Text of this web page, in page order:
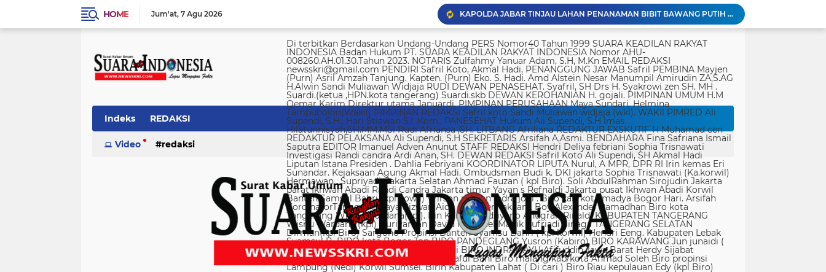
HOME Jum'at 7 Agu 2026
Peringatan Hari Veteran Nasional 2026 Kemenhan Renovasi Sekretariat LVRI dan Bedah Rumah Veteran di 19 Provinsi
Yusril sebut hukuman mati koruptor sudah diatur dalam Undang-Undang
Polri Pastikan Proses Pemeriksaan Personel di Aceh Dilaksanakan Secara Profesional dan Transparan
Panglima TNI Sambut Kepulangan Satgas Kizi TNI Kontingen Garuda XX-V MONUSCO
Di terbitkan Berdasarkan Undang-Undang PERS Nomor40 Tahun 1999 SUARA KEADILAN RAKYAT INDONESIA Badan Hukum PT. SUARA KEADILAN RAKYAT INDONESIA Nomor AHU-008260.AH.01.30.Tahun 2023. NOTARIS Zulfahmy Yanuar Adam, S.H, M.Kn EMAIL REDAKSI newsskri@gmail.com PENDIRI Safril Koto, Akmal Hadi, PENANGGUNG JAWAB Safril PEMBINA Mayjen (Purn) Asril Amzah Tanjung. Kapten. (Purn) Eko. S. Hadi. Amd Alstein Nesar Manumpil Amirudin ZA,S.AG H.Alwin Sandi Muliawan Widjaja RUDI DEWAN PENASEHAT. Syafril, SH Drs H. Syakrowi zen SH. MH . Suardi.(ketua ,HPN.kota tangerang) Suardi.skb DEWAN KEROHANIAN H. gojali. PIMPINAN UMUM H.M Qemar Karim Direktur utama Januardi. PIMPINAN PERUSAHAAN Maya Sundari. Helmina Tampubolon(Wakil) PIMPINAN REDAKSI Safril koto Sandi Muliawan widjaja (wkl). WAKIl PIMRED Ali Supendi, S.H., Hari Stiawan S.I .Kom., PANESEHAT Hukum Ali Supendi, S.H Imas Hilatunnisyah,SH.MM.MSi Rudi Afriansa ,SH. LITBANG Afriliana REDAKTUR EXSKUTIF H Muhamad cen REDAKTUR PELAKSANA Ali Supendi, S.H SEKRETARIS Arsifah A,Asmi. BENDAHARA Fina Safriana Ismail Saputra EDITOR Imanuel Adven Anunut STAFF REDAKSI Hendri Deliya febriani Sophia Trisnawati Investigasi Randi candra Ardi Anan, SH. DEWAN REDAKSI Safril Koto Ali Supendi, SH Akmal Hadi Liputan Istana Presiden . Dahlia Febriyani KOORDINATOR LIPUTA Nurul, A MPR, DPR RI Irin kemas Eri Sunandar. Kejaksaan Agung Akmal Hadi. Ombudsman Budi k. DKI jakarta Sophia Trisnawati (Ka.korwil) Hermawan . Supriyadi. Jakarta Selatan Ahmad Fauzan ( kpl Biro). Soli AbdulRahman Sirojudin Jakarta barat Ikhwan Abadi Randi Candra Jakarta timur Yayan s Refnaldi Jakarta pusat Ikhwan Abadi Korwil Banten Samsul Bahri (kpl kowil) Wirson risman Indra joni . Biro kab/kota madya Bogor Hari. Arsifah KordinatorTangerang raya Rizwan Aidil ( kpl. Perwakilan). Boy Alexander Ramadhan Biro kota Tangerang Wisnu Wardana(kpl). Irin Kamas Andriyano Anugrah Rinaldi KABUPATEN TANGERANG Wisnu Wardana (kpl) Nuriyaman David Natanael Manik Sufriadi Sinaga TANGERANG SELATAN Dirman(kpl Biro) Sargono Propinsi Banten Syamsu Bahri ( kpl korwil) Hendri Eeng. Kabupaten Lebak Syamsul B. BIRO kota Bogor Jon BIRO PANDEGLANG Yusron (Kabiro) BIRO KARAWANG Jun junaidi ( kpl Biro) Ugi . BIRO KUNINGAN Nurhadi BIRO INDRAMAYU Afifuddin Jawa Barat Herdy Sijabat (kapowil). BIRO JAWA TIMUR Sofiyan Saful Bahi Biro malang kab/kota Ahmad Soleh Biro propinsi Lampung (Nedi) Korwil Sumsel. Birin Kabupaten Lahat ( Di cari ) Biro Riau kepulauan Edy (kpl Biro) Biro Batam Safarudin Sumbar Afrizon koto(ka korwil) Yusril koto BIRO SUMUT Toto. S Ulung s Korwil Bangka Belitung Zulkarnai Susilawati Roni Saputra Biro Palembang Di cari. Biro Jambi M. Naser Biro Riau Hermain Biro Pesisir Barat (Krui) yepta Rijaya Kalimantan Barat Hendrik Usman Perwakilan Maluku Utara Raymon Caniago kota Madya Manado Ismail Hamadi kabupaten Minahasa Alstein Nesar Manumpil (kpl Biro) Menahasa Tenggara Hanny krestofel Gumalang (ka.Biro). Minahasa Utara Rydel Gumalang.(ka.Biro). kabupaten Bolmong Dicari. (Kpl biro). Kabupaten Salayar (Dicari). Polda Sulut (Alstein Nesar N). KORWIL INDONESIA TIMUR Ismail Hamadi .(kepala Korwil). Biro Tidore Chika Citra lestari. Biro Ternate Ismit Mohtar Biro Papua & Papua Barat (..,cari..) PT keadilan rakyat Indonesia BRI 720701004536531 a/n Safril Bank BCA 8681 1266 43 a/n Maryatun Redaksi. Jln Ciujung Raya no 4 Rt 01/009 Kel Karawang kec Karawaci kota Tangerang Tata usaha. Komplek Palem Mutiara Blok C. 10 No. 66 Cengkareng Jakarta Pusat Tata usaha Daan Mogot raya no 5B Jakarta barat Telepon: 088973802372/ 0858315860 / 0821134676 /081367093927 pedoman Dewan Pers Peraturan Dewan Pers Pedoman Pemberitaan Media Siber Kemerdekaan berpendapat, kemerdekaan berekspresi, dan kemerdekaan pers adalah hak asasi manusia yang dilindungi Pancasila, Undang-Undang Dasar 1945, dan Deklarasi Universal Hak Asasi Manusia PBB. Keberadaan media siber di Indonesia juga merupakan bagian dari kemerdekaan berpendapat, kemerdekaan berekspresi, dan kemerdekaan pers. Media siber memiliki karakter khusus sehingga memerlukan pedoman agar pengelolaannya dapat dilaksanakan secara profesional, memenuhi fungsi, hak, dan kewajibannya sesuai Undang-Undang Nomor 40 Tahun 1999 tentang Pers dan Kode Etik Jurnalistik. Untuk itu Dewan Pers bersama organisasi pers, pengelola media siber, dan masyarakat menyusun Pedoman Pemberitaan Media Siber sebagai berikut: 1. Ruang Lingkup Media Siber adalah segala bentuk media yang menggunakan wahana internet dan melaksanakan kegiatan jurnalistik, serta memenuhi persyaratan Undang-Undang Pers dan Standar Perusahaan Pers yang ditetapkan Dewan Pers. Isi Buatan Pengguna (User Generated Content) adalah segala isi yang dibuat dan atau dipublikasikan oleh pengguna media siber, antara lain, artikel, gambar, komentar, suara, video dan berbagai bentuk unggahan yang melekat pada media siber, seperti blog, forum, komentar pembaca atau pemirsa, dan bentuk lain. 2. Verifikasi dan keberimbangan berita Pada prinsipnya setiap berita harus melalui verifikasi. Berita yang dapat merugikan pihak lain memerlukan verifikasi pada berita yang sama untuk memenuhi prinsip akurasi dan keberimbangan. Ketentuan dalam butir (a) di atas dikecualikan, dengan syarat: Berita benar-benar mengandung kepentingan publik yang bersifat mendesak; Sumber berita yang pertama adalah sumber yang jelas disebutkan identitasnya, kredibel dan kompeten; Subyek berita yang harus dikonfirmasi tidak diketahui keberadaannya dan atau tidak dapat diwawancarai; Media memberikan penjelasan kepada pembaca bahwa berita tersebut masih memerlukan verifikasi lebih lanjut yang diupayakan dalam waktu secepatnya. Penjelasan dimuat pada bagian akhir dari berita yang sama, di dalam kurung dan menggunakan huruf miring. Setelah memuat berita sesuai dengan butir (c), media wajib meneruskan upaya verifikasi, dan setelah verifikasi didapatkan, hasil verifikasi dicantumkan pada berita pemutakhiran (update) dengan tautan pada berita yang belum terverifikasi. 3. Isi Buatan Pengguna (User Generated Content) Media siber wajib mencantumkan syarat dan ketentuan mengenai Isi Buatan Pengguna yang tidak bertentangan dengan Undang-Undang No. 40 tahun 1999 tentang Pers dan Kode Etik Jurnalistik, yang ditempatkan secara terang dan jelas. Media siber mewajibkan setiap pengguna untuk melakukan registrasi keanggotaan dan melakukan proses log-in terlebih dahulu untuk dapat mempublikasikan semua bentuk Isi Buatan Pengguna. Ketentuan mengenai log-in akan diatur lebih lanjut. Dalam registrasi tersebut, media siber mewajibkan pengguna memberi persetujuan tertulis bahwa Isi Buatan Pengguna yang dipublikasikan: Tidak memuat isi bohong, fitnah, sadis dan cabul; Tidak memuat isi yang mengandung prasangka dan kebencian terkait dengan suku, agama, ras, dan antargolongan (SARA), serta menganjurkan tindakan kekerasan; Tidak memuat isi diskriminatif atas dasar perbedaan jenis kelamin dan bahasa, serta tidak merendahkan martabat orang lemah, miskin, sakit, cacat jiwa, atau cacat jasmani. Media siber memiliki kewenangan mutlak untuk mengedit atau menghapus Isi Buatan Pengguna yang bertentangan dengan butir (c). Media siber wajib menyediakan mekanisme pengaduan Isi Buatan Pengguna yang dinilai melanggar ketentuan pada butir (c). Mekanisme tersebut harus disediakan di tempat yang dengan mudah dapat diakses pengguna. Media siber wajib menyunting, menghapus, dan melakukan tindakan koreksi setiap Isi Buatan Pengguna yang dilaporkan dan melanggar ketentuan butir (c), sesegera mungkin secara proporsional selambat-lambatnya 2 x 24 jam setelah pengaduan diterima. Media siber yang telah memenuhi ketentuan pada butir (a), (b), (c), dan (f) tidak dibebani tanggung jawab atas masalah yang ditimbulkan akibat pemuatan isi yang melanggar ketentuan pada butir (c). Media siber bertanggung jawab atas Isi Buatan Pengguna yang dilaporkan bila tidak mengambil tindakan koreksi setelah batas waktu sebagaimana tersebut pada butir (f). 4. Ralat, Koreksi, dan Hak Jawab Ralat, koreksi, dan hak jawab mengacu pada Undang-Undang Pers, Kode Etik Jurnalistik, dan Pedoman Hak Jawab yang ditetapkan Dewan Pers. Ralat, koreksi dan atau hak jawab wajib ditautkan pada berita yang diralat, dikoreksi atau yang diberi hak jawab. Di setiap berita ralat, koreksi, dan hak jawab wajib dicantumkan waktu pemuatan ralat, koreksi, dan atau hak jawab tersebut. Bila suatu berita media siber tertentu disebarluaskan media siber lain, maka: Tanggung jawab media siber pembuat berita terbatas pada berita yang dipublikasikan di media siber tersebut atau media siber yang berada di bawah otoritas teknisnya; Koreksi berita yang dilakukan oleh sebuah media siber, juga harus dilakukan oleh media siber lain yang mengutip berita dari media siber yang dikoreksi itu; Media yang menyebarluaskan berita dari sebuah media siber dan tidak melakukan koreksi atas berita sesuai yang dilakukan oleh media siber pemilik dan atau pembuat berita tersebut, bertanggung jawab penuh atas semua akibat hukum dari berita yang tidak dikoreksinya itu. Sesuai dengan Undang-Undang Pers, media siber yang tidak melayani hak jawab dapat dijatuhi sanksi hukum pidana denda paling banyak Rp500.000.000 (Lima ratus juta rupiah). 5. Pencabutan Berita Berita yang sudah dipublikasikan tidak dapat dicabut karena alasan penyensoran dari pihak luar redaksi, kecuali terkait masalah SARA, kesusilaan, masa depan anak, pengalaman traumatik korban atau berdasarkan pertimbangan khusus lain yang ditetapkan Dewan Pers. Media siber lain wajib mengikuti pencabutan kutipan berita dari media asal yang telah dicabut. Pencabutan berita wajib disertai dengan alasan pencabutan dan diumumkan kepada publik. 6. Iklan Media siber wajib membedakan dengan tegas antara produk berita dan iklan. Setiap berita/artikel/isi yang merupakan iklan dan atau isi berbayar wajib mencantumkan keterangan ”advertorial”, ”iklan”, ”ads”, ”spons
Indeks REDAKSI
Video redaksi